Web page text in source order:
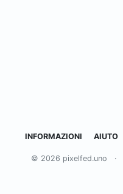
INFORMAZIONI AIUTO
© 2026 pixelfed.uno ·